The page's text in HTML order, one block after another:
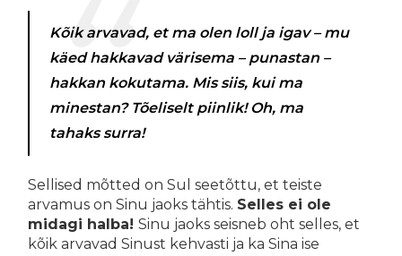
Kõik arvavad, et ma olen loll ja igav – mu
käed hakkavad värisema – punastan –
hakkan kokutama. Mis siis, kui ma
minestan? Tõeliselt piinlik! Oh, ma
tahaks surra!
Sellised mõtted on Sul seetõttu, et teiste
arvamus on Sinu jaoks tähtis. Selles ei ole
midagi halba! Sinu jaoks seisneb oht selles, et
kõik arvavad Sinust kehvasti ja ka Sina ise